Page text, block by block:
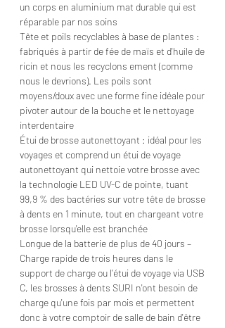
un corps en aluminium mat durable qui est
réparable par nos soins
Tête et poils recyclables à base de plantes :
fabriqués à partir de fée de maïs et d'huile de
ricin et nous les recyclons ement (comme
nous le devrions). Les poils sont
moyens/doux avec une forme fine idéale pour
pivoter autour de la bouche et le nettoyage
interdentaire
Étui de brosse autonettoyant : idéal pour les
voyages et comprend un étui de voyage
autonettoyant qui nettoie votre brosse avec
la technologie LED UV-C de pointe, tuant
99,9 % des bactéries sur votre tête de brosse
à dents en 1 minute, tout en chargeant votre
brosse lorsqu'elle est branchée
Longue de la batterie de plus de 40 jours –
Charge rapide de trois heures dans le
support de charge ou l'étui de voyage via USB
C, les brosses à dents SURI n'ont besoin de
charge qu'une fois par mois et permettent
donc à votre comptoir de salle de bain d'être